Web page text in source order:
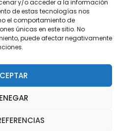
y/o acceder a la información
de estas tecnologías nos
el comportamiento de
únicas en este sitio. No
puede afectar negativamente